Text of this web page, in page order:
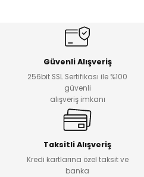
Güvenli Alışveriş
256bit SSL Sertifikası ile %100
güvenli
alışveriş imkanı
Taksitli Alışveriş
Kredi kartlarına özel taksit ve
banka